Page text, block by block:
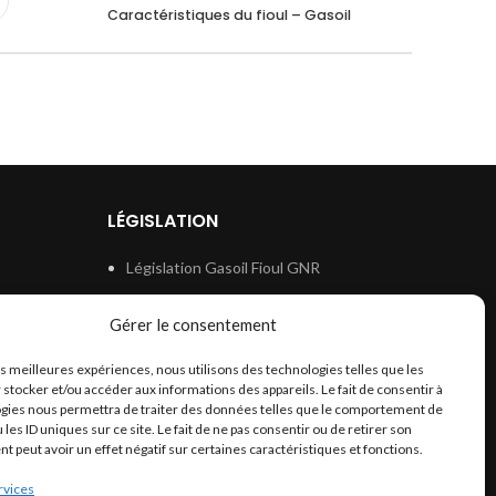
Gérer le consentement
meilleures expériences, nous utilisons des technologies telles que les
et/ou accéder aux informations des appareils. Le fait de consentir à
nous permettra de traiter des données telles que le comportement de
les ID uniques sur ce site. Le fait de ne pas consentir ou de retirer son
peut avoir un effet négatif sur certaines caractéristiques et fonctions.
Caractéristiques du fioul – Gasoil
LÉGISLATION
Législation Gasoil Fioul GNR
Législation Eau
Législation Lubrifiant
Législation Phytosanitaire